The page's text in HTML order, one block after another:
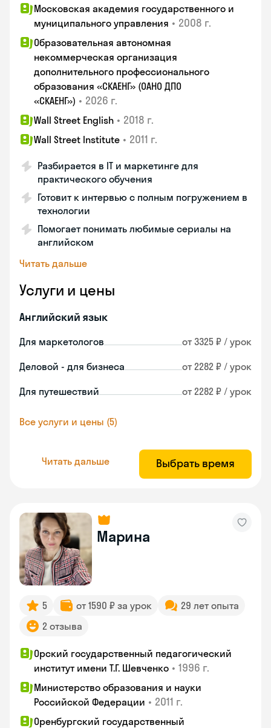
Московская академия государственного и
муниципального управления • 2008 г.
Образовательная автономная
некоммерческая организация
дополнительного профессионального
образования «СКАЕНГ» (ОАНО ДПО
«СКАЕНГ») • 2026 г.
Wall Street English • 2018 г.
Wall Street Institute • 2011 г.
Разбирается в IT и маркетинге для
практического обучения
Готовит к интервью с полным погружением в
технологии
Помогает понимать любимые сериалы на
английском
Читать дальше
Услуги и цены
Английский язык
Для маркетологов от 3325 ₽ / урок
Деловой - для бизнеса от 2282 ₽ / урок
Для путешествий от 2282 ₽ / урок
Все услуги и цены (5)
Читать дальше Выбрать время
Марина
5 от 1590 ₽ за урок
29 лет опыта
2 отзыва
Орский государственный педагогический
институт имени Т.Г. Шевченко • 1996 г.
Министерство образования и науки
Российской Федерации • 2011 г.
Оренбургский государственный